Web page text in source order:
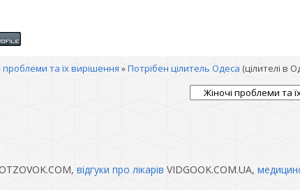
проблеми та їх вирішення »Потрібен цілитель Одеса (цілителі в
відгуки про лікарів VIDGOOK.COM.UA,